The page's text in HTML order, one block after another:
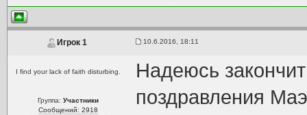
Игрок 1 10.6.2016, 18:11
I find your lack of faith disturbing.
Группа:Участники
Сообщений: 2918
Надеюсь
поздравления